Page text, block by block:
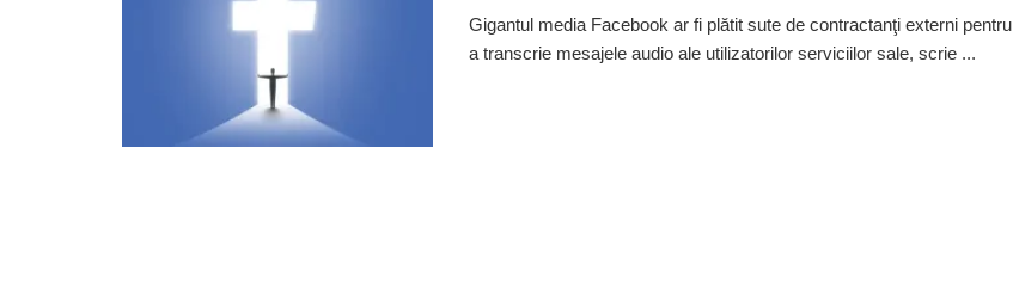
Gigantul media Facebook ar fi plătit sute de contractanţi externi pentru
a transcrie mesajele audio ale utilizatorilor serviciilor sale, scrie ...